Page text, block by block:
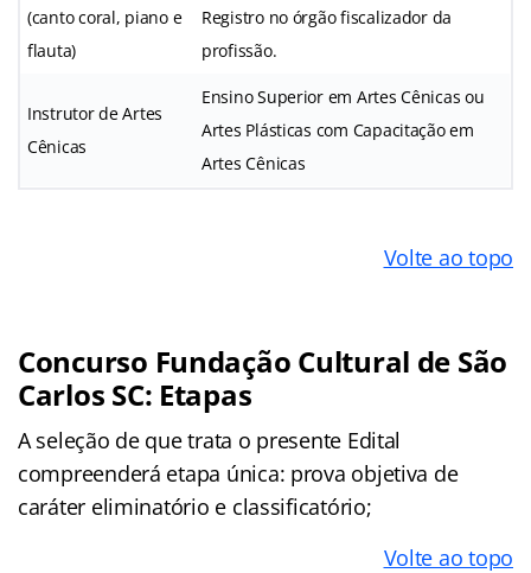
(canto coral, piano e
flauta)
Registro no órgão fiscalizador da
profissão.
Instrutor de Artes
Cênicas
Ensino Superior em Artes Cênicas ou
Artes Plásticas com Capacitação em
Artes Cênicas
Volte ao topo
Concurso Fundação Cultural de São
Carlos SC: Etapas
A seleção de que trata o presente Edital
compreenderá etapa única: prova objetiva de
caráter eliminatório e classificatório;
Volte ao topo